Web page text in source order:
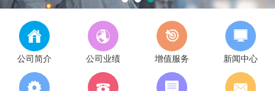
1 2 3
公司简介 公司业绩 增值服务 新闻中心